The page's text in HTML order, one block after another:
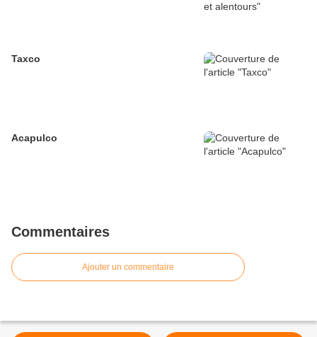
Taxco
Acapulco
Commentaires
Ajouter un commentaire